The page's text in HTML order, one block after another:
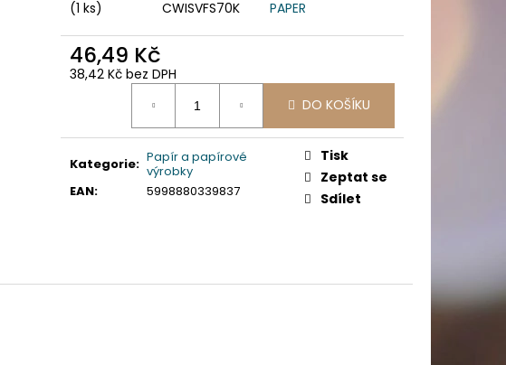
(1 ks)
CWISVFS70K
PAPER
46,49 Kč
38,42 Kč bez DPH
DO KOŠÍKU
Kategorie: Papír a papírové
výrobky
EAN: 5998880339837
Tisk
Zeptat se
Sdílet
ETIKETY SAMOLEPICÍ 70X37 MM POTISK